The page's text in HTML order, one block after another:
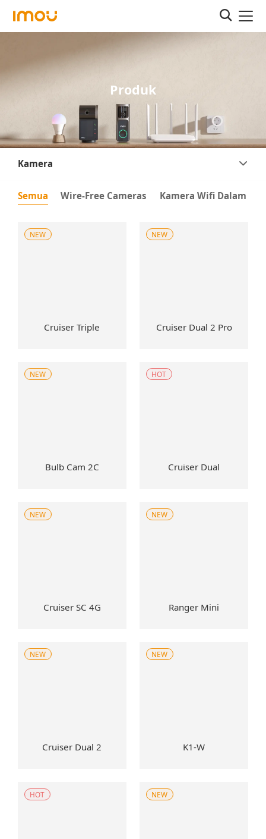
Produk
Kamera
Semua Wire-Free Cameras Kamera Wifi Dalam
Cruiser Triple
NEW
Cruiser Dual 2 Pro
NEW
Bulb Cam 2C
NEW
Cruiser Dual
HOT
Cruiser SC 4G
NEW
Ranger Mini
NEW
Cruiser Dual 2
NEW
K1-W
NEW
HOT NEW